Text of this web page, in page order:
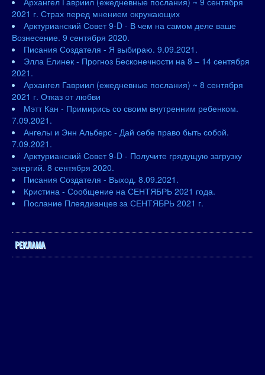
2021 г. Страх перед мнением окружающих
Арктурианский Совет 9-D - В чем на самом деле ваше
Вознесение. 9 сентября 2020.
Писания Создателя - Я выбираю. 9.09.2021.
Элла Елинек - Прогноз Бесконечности на 8 – 14 сентября
2021.
Архангел Гавриил (ежедневные послания) ~ 8 сентября
2021 г. Отказ от любви
Мэтт Кан - Примирись со своим внутренним ребенком.
7.09.2021.
Ангелы и Энн Альберс - Дай себе право быть собой.
7.09.2021.
Арктурианский Совет 9-D - Получите грядущую загрузку
энергий. 8 сентября 2020.
Писания Создателя - Выход. 8.09.2021.
Кристина - Сообщение на СЕНТЯБРЬ 2021 года.
Послание Плеядианцев за СЕНТЯБРЬ 2021 г.
РЕКЛАМА